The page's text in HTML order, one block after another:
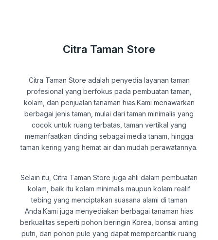
Citra Taman Store
Citra Taman Store adalah penyedia layanan taman
profesional yang berfokus pada pembuatan taman,
kolam, dan penjualan tanaman hias.Kami menawarkan
berbagai jenis taman, mulai dari taman minimalis yang
cocok untuk ruang terbatas, taman vertikal yang
memanfaatkan dinding sebagai media tanam, hingga
taman kering yang hemat air dan mudah perawatannya.
Selain itu, Citra Taman Store juga ahli dalam pembuatan
kolam, baik itu kolam minimalis maupun kolam realif
tebing yang menciptakan suasana alami di taman
Anda.Kami juga menyediakan berbagai tanaman hias
berkualitas seperti pohon beringin Korea, bonsai anting
putri, dan pohon pule yang dapat mempercantik ruang